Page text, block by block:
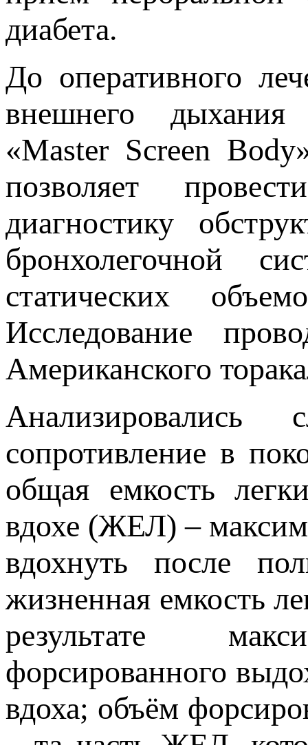
диабета.
До оперативного
внешнего дыхания
«Master Screen
позволяет
диагностику
бронхолегочной
статических
Исследование
Американского
Анализировались
сопротивление в
общая емкость
вдохе (ЖЕЛ) –
вдохнуть после
жизненная емкость
результате
форсированного
вдоха; объём